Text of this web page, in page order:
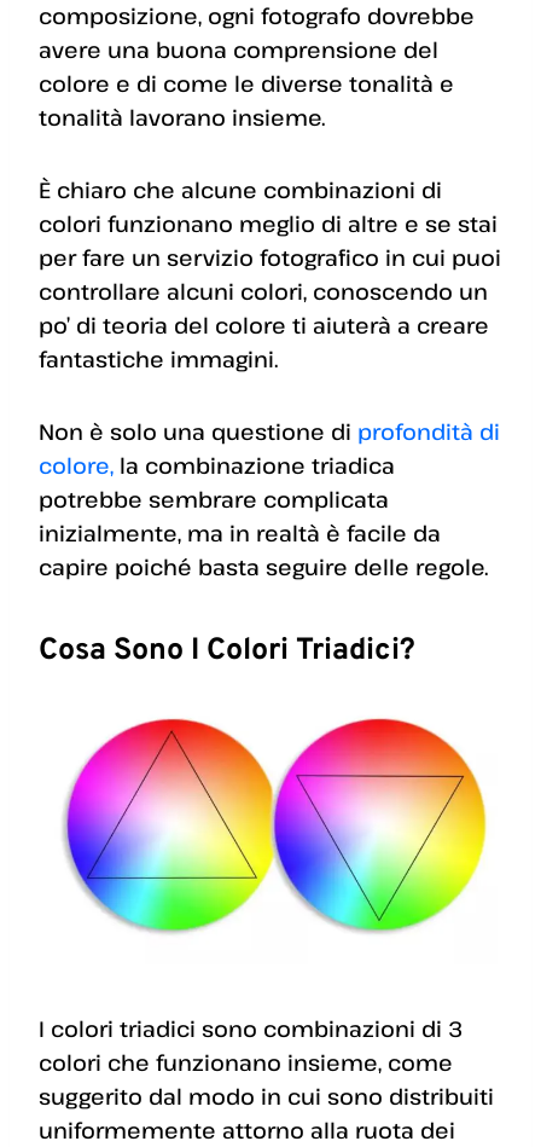
composizione, ogni fotografo dovrebbe
avere una buona comprensione del
colore e di come le diverse tonalità e
tonalità lavorano insieme.
È chiaro che alcune combinazioni di
colori funzionano meglio di altre e se stai
per fare un servizio fotografico in cui puoi
controllare alcuni colori, conoscendo un
po’ di teoria del colore ti aiuterà a creare
fantastiche immagini.
Non è solo una questione di profondità di
colore, la combinazione triadica
potrebbe sembrare complicata
inizialmente, ma in realtà è facile da
capire poiché basta seguire delle regole.
Cosa Sono I Colori Triadici?
I colori triadici sono combinazioni di 3
colori che funzionano insieme, come
suggerito dal modo in cui sono distribuiti
uniformemente attorno alla ruota dei